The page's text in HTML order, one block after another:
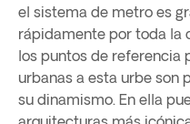
el sistema de metro es
rápidamente por toda la
los puntos de referencia
urbanas a esta urbe son
su dinamismo. En ella